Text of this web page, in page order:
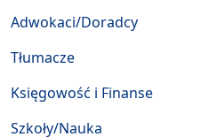
Adwokaci/Doradcy
Tłumacze
Księgowość i Finanse
Szkoły/Nauka